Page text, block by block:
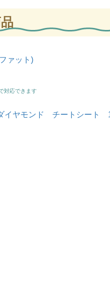
ァット)
対応できます
ダイヤモンド チートシート